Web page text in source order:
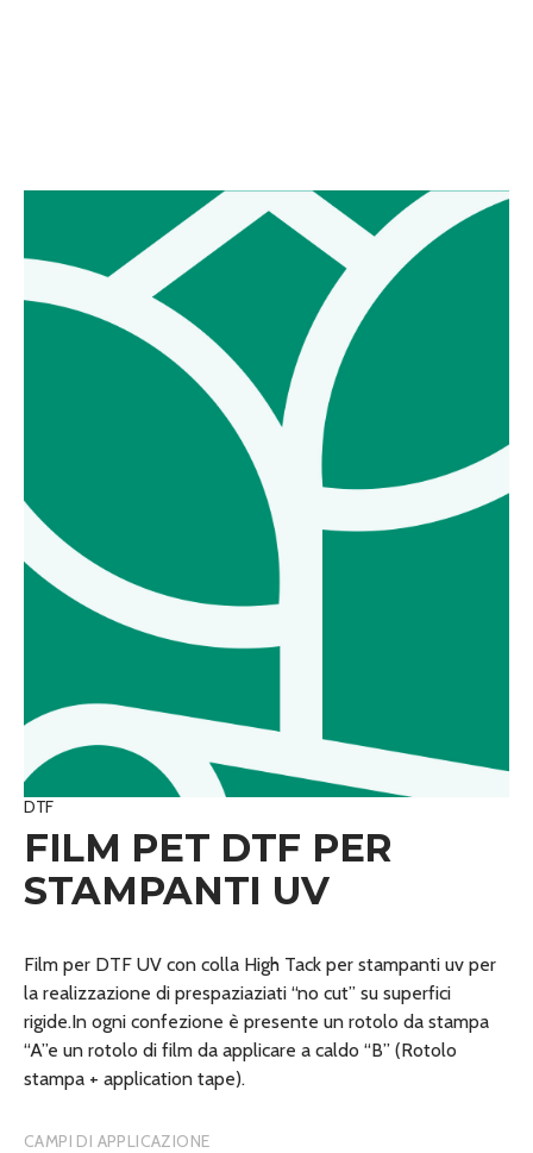
DTF
FILM PET DTF PER
STAMPANTI UV
Film per DTF UV con colla High Tack per stampanti uv per
la realizzazione di prespaziaziati “no cut” su superfici
rigide.In ogni confezione è presente un rotolo da stampa
“A”e un rotolo di film da applicare a caldo “B” (Rotolo
stampa + application tape).
CAMPI DI APPLICAZIONE